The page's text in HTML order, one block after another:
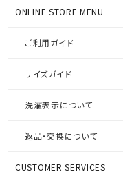
ONLINE STORE MENU
ご利用ガイド
サイズガイド
洗濯表示について
返品・交換について
CUSTOMER SERVICES